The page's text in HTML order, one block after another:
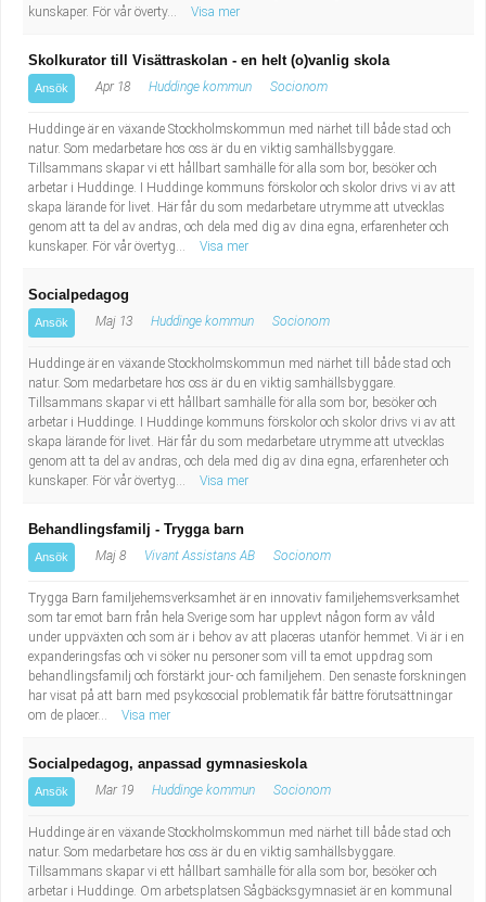
kunskaper. För vår överty...
Visa mer
Skolkurator till Visättraskolan - en helt (o)vanlig skola
Ansök Apr 18 Huddinge kommun Socionom
Huddinge är en växande Stockholmskommun med närhet till både stad och
natur. Som medarbetare hos oss är du en viktig samhällsbyggare.
Tillsammans skapar vi ett hållbart samhälle för alla som bor, besöker och
arbetar i Huddinge. I Huddinge kommuns förskolor och skolor drivs vi av att
skapa lärande för livet. Här får du som medarbetare utrymme att utvecklas
genom att ta del av andras, och dela med dig av dina egna, erfarenheter och
kunskaper. För vår övertyg...
Visa mer
Socialpedagog
Ansök Maj 13 Huddinge kommun Socionom
Huddinge är en växande Stockholmskommun med närhet till både stad och
natur. Som medarbetare hos oss är du en viktig samhällsbyggare.
Tillsammans skapar vi ett hållbart samhälle för alla som bor, besöker och
arbetar i Huddinge. I Huddinge kommuns förskolor och skolor drivs vi av att
skapa lärande för livet. Här får du som medarbetare utrymme att utvecklas
genom att ta del av andras, och dela med dig av dina egna, erfarenheter och
kunskaper. För vår övertyg...
Visa mer
Behandlingsfamilj - Trygga barn
Ansök Maj 8 Vivant Assistans AB Socionom
Trygga Barn familjehemsverksamhet är en innovativ familjehemsverksamhet
som tar emot barn från hela Sverige som har upplevt någon form av våld
under uppväxten och som är i behov av att placeras utanför hemmet. Vi är i en
expanderingsfas och vi söker nu personer som vill ta emot uppdrag som
behandlingsfamilj och förstärkt jour- och familjehem. Den senaste forskningen
har visat på att barn med psykosocial problematik får bättre förutsättningar
om de placer...
Visa mer
Socialpedagog, anpassad gymnasieskola
Ansök Mar 19 Huddinge kommun Socionom
Huddinge är en växande Stockholmskommun med närhet till både stad och
natur. Som medarbetare hos oss är du en viktig samhällsbyggare.
Tillsammans skapar vi ett hållbart samhälle för alla som bor, besöker och
arbetar i Huddinge. Om arbetsplatsen Sågbäcksgymnasiet är en kommunal